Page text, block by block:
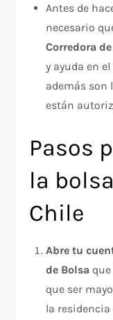
Antes de
necesario
Corredora
y ayuda en
además
están
Pasos
la
Chile
Abre tu
de Bolsa
que ser
la